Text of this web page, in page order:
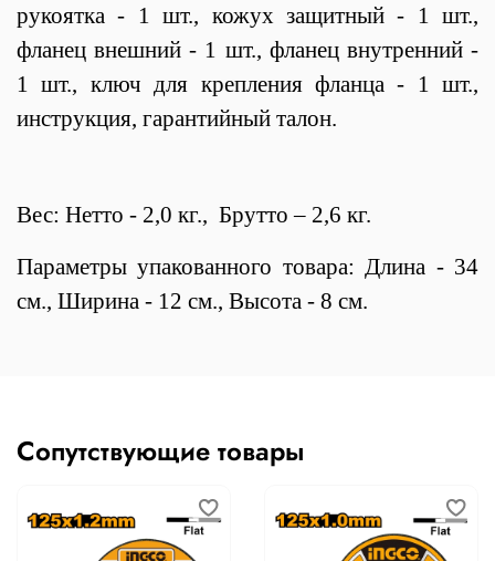
рукоятка - 1 шт., кожух защитный - 1 шт.,
фланец внешний - 1 шт., фланец внутренний -
1 шт., ключ для крепления фланца - 1 шт.,
инструкция, гарантийный талон.
Вес: Нетто - 2,0 кг., Брутто – 2,6 кг.
Параметры упакованного товара: Длина - 34
см., Ширина - 12 см., Высота - 8 см.
Сопутствующие товары